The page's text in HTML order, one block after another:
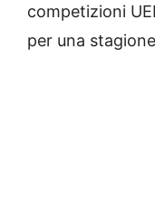
competizioni
per una